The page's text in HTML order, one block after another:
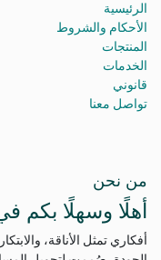
الرئيسية
الأحكام والشروط
المنتجات
الخدمات
قانوني
تواصل معنا
من نحن
أهلًا وسهلًا
أفكاري تمثل الأناقة،